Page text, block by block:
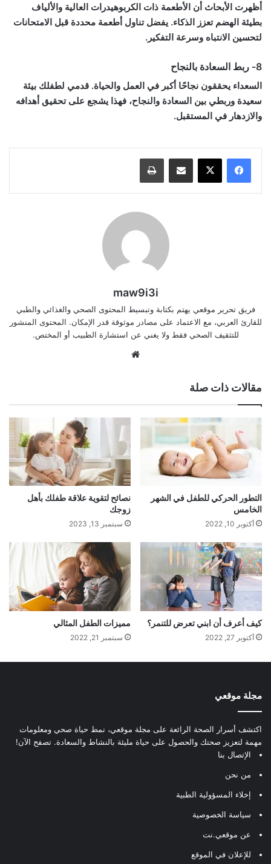
أظهرت الأبحاث أن الأطعمة ذات الكربوهيدرات العالية والألياف
بطيئة الهضم تعزز الذكاء. يفضل تناول أطعمة محددة قبل الامتحانات
لتحسين الانتباه وسرعة التفكير.
8- ربط السعادة بالنجاح
السعداء يحققون نجاحًا أكبر في العمل والحياة. قدمي لطفلك بيئة
سعيدة وربطي بين السعادة والنجاح، فهذا يشجع على تحقيق أهدافه
والازدهار في المستقبل.
مشاركة عبر البريد طباعة
maw9i3i
فريق تحرير موقعي يهتم بكتابة وتبسيط المحتوى الصحي والغذائي والطبي
للقارئ العربي، مع الاعتماد على مصادر موثوقة قدر الإمكان. المحتوى المنشور
للتثقيف الصحي فقط ولا يغني عن استشارة الطبيب أو المختص.
مقالات ذات صلة
التطور الحركي للطفل في الشهر
الخامس
أكتوبر 10, 2022
نصائح لتقوية علاقة طفلك بأهل
زوجك
سبتمبر 13, 2023
كيف أعرف أن ابني تعرض للتنمر؟
أكتوبر 27, 2022
مميزات الطفل المثالي
سبتمبر 21, 2022
مجلة موقعي
اكتشف أسرار الصحة الرائعة على مجلة موقعي، نمط حياة صحي ومعلومات
مهمة لتعزيز صحتك والحصول على حياة مليئة بالنشاط والسعادة. تصفح الآن!
الإتصال بنا
من نحن
إخلاء المسؤولية الطبية
سياسة الخصوصية
عن موقعي.نت
للإعلان في الموقع